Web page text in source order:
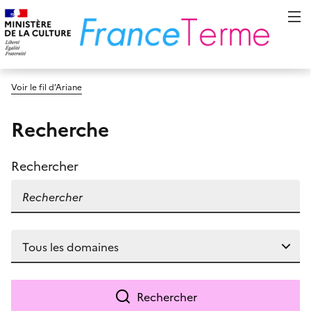
Voir le fil d’Ariane
Recherche
Rechercher
Rechercher